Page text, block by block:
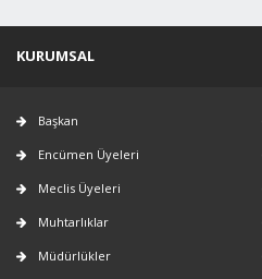
KURUMSAL
Başkan
Encümen Üyeleri
Meclis Üyeleri
Muhtarlıklar
Müdürlükler